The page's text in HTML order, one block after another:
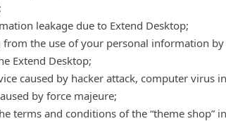
leakage due to Extend Desktop;
from the use of your personal information
Extend Desktop;
caused by hacker attack, computer virus
by force majeure;
terms and conditions of the “theme shop”